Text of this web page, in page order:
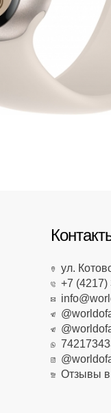
ул.
+7 (4217)
Отзывы